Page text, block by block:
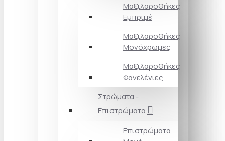
Μαξιλαροθήκες
Εμπριμέ
Μαξιλαροθήκες
Μονόχρωμες
Μαξιλαροθήκες
Φανελένιες
Στρώματα -
Επιστρώματα
Επιστρώματα